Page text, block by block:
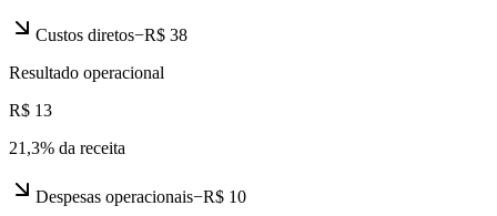
Custos diretos−R$ 38
Resultado operacional
R$ 13
21,3% da receita
Despesas operacionais−R$ 10